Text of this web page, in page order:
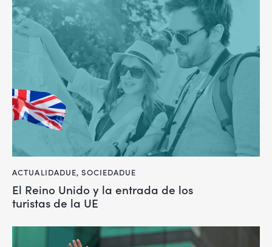
ACTUALIDADUE,SOCIEDADUE
El Reino Unido y la entrada de los
turistas de la UE